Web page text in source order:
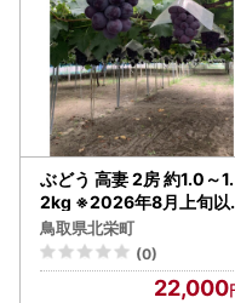
ぶどう 高妻 2房 約1.0～1.
2kg ※2026年8月上旬以
降発送予定 ぶどう
鳥取県北栄町
(0)
22,000